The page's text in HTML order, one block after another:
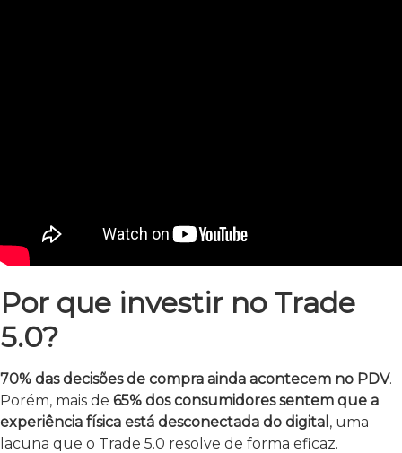
Por que investir no Trade
5.0?
70% das decisões de compra ainda acontecem no PDV.
Porém, mais de 65% dos consumidores sentem que a
experiência física está desconectada do digital , uma
lacuna que o Trade 5.0 resolve de forma eficaz.